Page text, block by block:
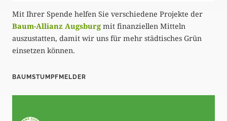
Mit Ihrer Spende helfen Sie verschiedene Projekte der
Baum-Allianz Augsburg mit finanziellen Mitteln
auszustatten, damit wir uns für mehr städtisches Grün
einsetzen können.
BAUMSTUMPFMELDER